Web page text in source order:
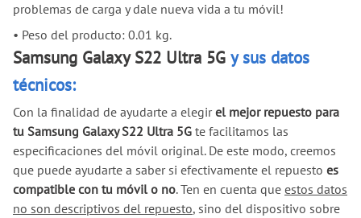
problemas de carga y dale nueva vida a tu móvil!
• Peso del producto: 0.01 kg.
Samsung Galaxy S22 Ultra 5G y sus datos
técnicos:
Con la finalidad de ayudarte a elegirel mejor repuesto para
tu Samsung Galaxy S22 Ultra 5G te facilitamos las
especificaciones del móvil original. De este modo, creemos
que puede ayudarte a saber si efectivamente el repuesto es
compatible con tu móvil o no. Ten en cuenta que estos datos
no son descriptivos del repuesto, sino del dispositivo sobre